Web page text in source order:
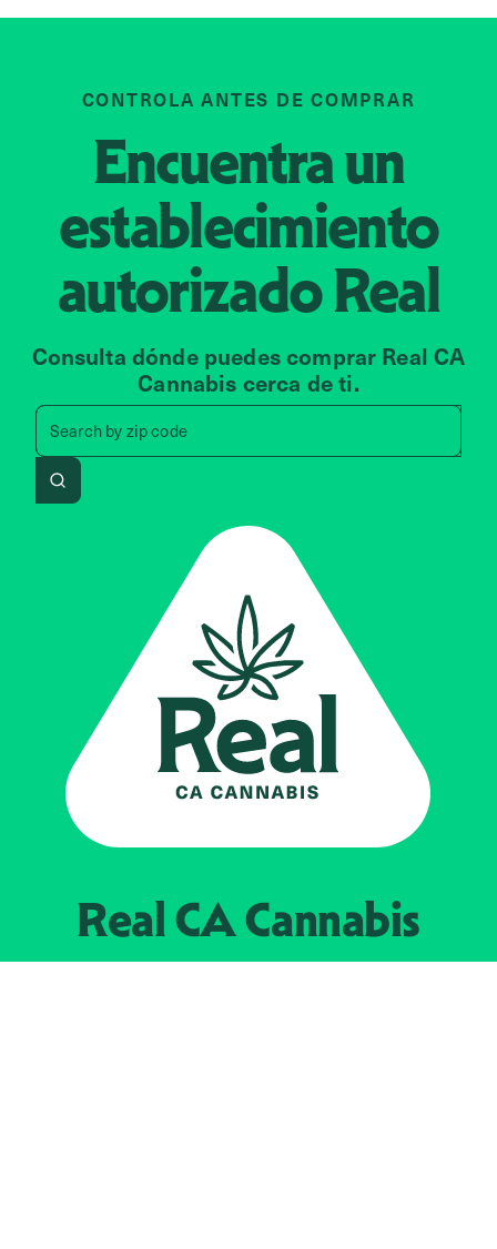
CONTROLA ANTES DE COMPRAR
Encuentra un
establecimiento
autorizadoReal
Consulta dónde puedes comprar Real CA
Cannabis cerca de ti.
Search byzip code
Search by zip code, address,
Search
Real CACannabis